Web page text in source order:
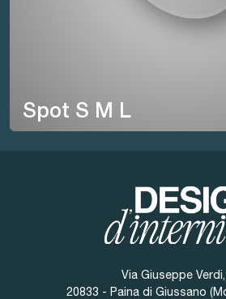
Spot S M L
Via Giuseppe
20833 - Paina di Giussano